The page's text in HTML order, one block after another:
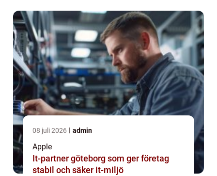
valen för både privatpersoner och ...
08 juli 2026 admin
Apple
It-partner göteborg som ger företag
stabil och säker it-miljö